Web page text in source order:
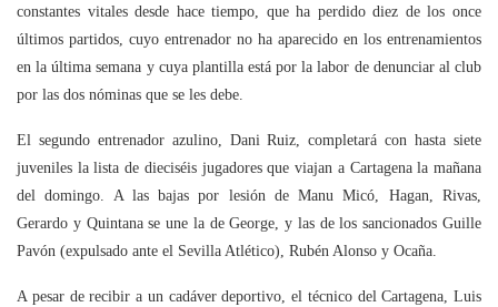
constantes vitales desde hace tiempo, que ha perdido diez de los once
últimos partidos, cuyo entrenador no ha aparecido en los entrenamientos
en la última semana y cuya plantilla está por la labor de denunciar al club
por las dos nóminas que se les debe.
El segundo entrenador azulino, Dani Ruiz, completará con hasta siete
juveniles la lista de dieciséis jugadores que viajan a Cartagena la mañana
del domingo. A las bajas por lesión de Manu Micó, Hagan, Rivas,
Gerardo y Quintana se une la de George, y las de los sancionados Guille
Pavón (expulsado ante el Sevilla Atlético), Rubén Alonso y Ocaña.
A pesar de recibir a un cadáver deportivo, el técnico del Cartagena, Luis